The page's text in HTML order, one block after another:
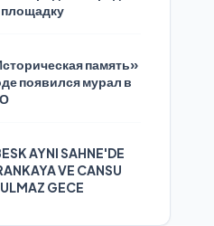
память»
появился мурал в
AYNI SAHNE'DE
VE CANSU
GECE